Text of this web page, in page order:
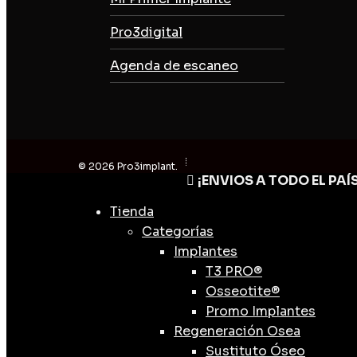
Pro3digital
Agenda de escaneo
© 2026 Pro3implant.
Close
¡ENVIOS A TODO EL
Tienda
Categorías
Implantes
T3 PRO®
Osseotite®
Promo Implantes
Regeneración Osea
Sustituto Óseo